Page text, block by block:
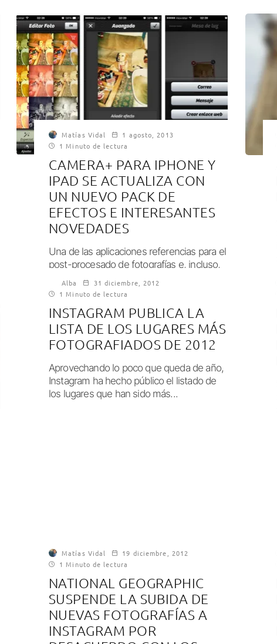
Matías Vidal
1 agosto, 2013
1 Minuto de lectura
CAMERA+ PARA IPHONE Y
IPAD SE ACTUALIZA CON
UN NUEVO PACK DE
EFECTOS E INTERESANTES
NOVEDADES
Una de las aplicaciones referencias para el
post-procesado de fotografías e, incluso,
para suplir a la propia cámara nativa de...
Alba
31 diciembre, 2012
1 Minuto de lectura
INSTAGRAM PUBLICA LA
LISTA DE LOS LUGARES MÁS
FOTOGRAFIADOS DE 2012
Aprovechando lo poco que queda de año,
Instagram ha hecho público el listado de
los lugares que han sido más...
Matías Vidal
19 diciembre, 2012
1 Minuto de lectura
NATIONAL GEOGRAPHIC
SUSPENDE LA SUBIDA DE
NUEVAS FOTOGRAFÍAS A
INSTAGRAM POR